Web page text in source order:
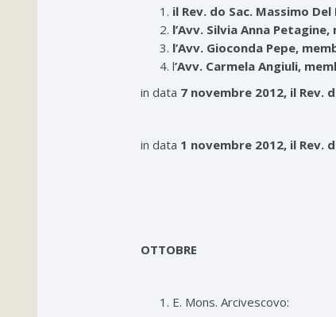
il Rev. do Sac. Massimo
l’Avv. Silvia Anna
l’Avv. Gioconda Pepe,
l’Avv. Carmela Angiuli,
in data 7 novembre 2012, il Rev.
in data 1 novembre 2012, il Rev.
OTTOBRE
E. Mons. Arcivescovo: